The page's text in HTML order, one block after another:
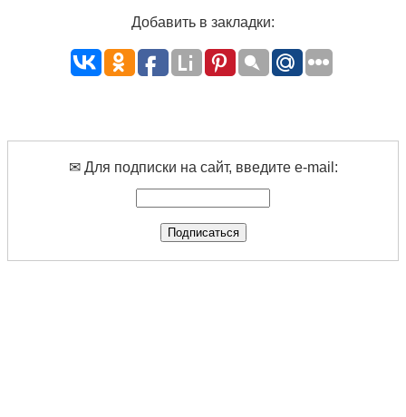
Добавить в закладки:
✉ Для подписки на сайт, введите e-mail: